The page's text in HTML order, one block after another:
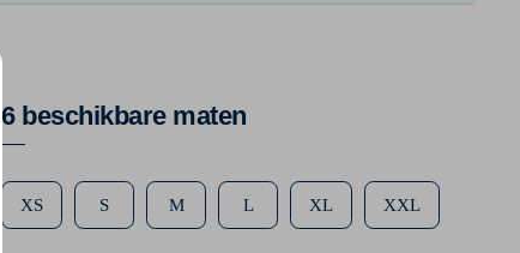
6 beschikbare maten
XS S M L XL XXL